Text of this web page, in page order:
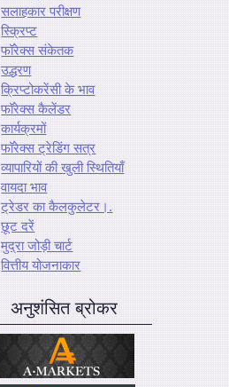
सलाहकार परीक्षण
स्क्रिप्ट
फॉरेक्स संकेतक
उद्धरण
क्रिप्टोकरेंसी के भाव
फॉरेक्स कैलेंडर
कार्यक्रमों
फॉरेक्स ट्रेडिंग सत्र
व्यापारियों की खुली स्थितियाँ
वायदा भाव
ट्रेडर का कैलकुलेटर।.
छूट दरें
मुद्रा जोड़ी चार्ट
वित्तीय योजनाकार
अनुशंसित ब्रोकर